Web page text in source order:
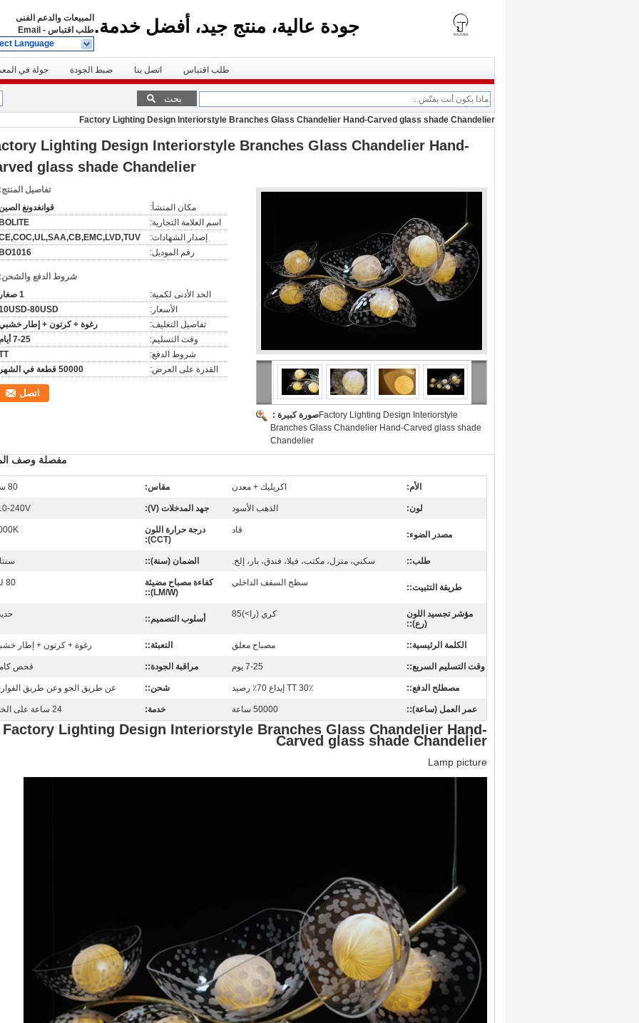
جودة عالية، منتج جيد، أفضل خدمة. المبيعات والدعم الفنى
طلب اقتباس -
Email
Language
جولة في ضبط الجودة اتصل بنا طلب اقتباس
بحث
Factory Lighting Design Interiorstyle Branches Glass Chandelier Hand-Carved glass shade Chandelier
Lighting Design Interiorstyle Branches Glass Chandelier Hand-
glass shade Chandelier
صورة كبيرة :Factory Lighting Design Interiorstyle
Branches Glass Chandelier Hand-Carved glass shade
Chandelier
تفاصيل المنتج:
مكان المنشأ:
قوانغدونغ
اسم العلامة التجارية:
BOLITE
إصدار الشهادات:
رقم الموديل:
BO1016
شروط الدفع والشحن:
الحد الأدنى لكمية:
1 صغار
الأسعار:
80USD
تفاصيل التغليف:
رغوة + كرتون + إطار
وقت التسليم:
7-25 أيام
شروط الدفع:
القدرة على العرض:
50000 قطعة في الشهر
اتصل
مفصلة وصف
الأم: اكريليك + معدن مقاس: 80 سم
لون: الذهب الأسود جهد المدخلات (V): 240V
مصدر الضوء: قاد
درجة حرارة اللون
(CCT):
طلب:: سكني، منزل، مكتب، فيلا، فندق، بار، إلخ. الضمان (سنة)::
طريقة التثبيت:: سطح السقف الداخلي
كفاءة مصباح مضيئة
(LM/W)::
80 لتر
مؤشر تجسيد اللون
(رع)::
كري (را>)85 أسلوب التصميم::
الكلمة الرئيسية:: مصباح معلق التعبئة:: رغوة + كرتون + إطار
وقت التسليم السريع:: 7-25 يوم مراقبة الجودة:: فحص
مصطلح الدفع:: TT 30٪ إيداع 70٪ رصيد شحن:: عن طريق الجو وعن طريق
عمر العمل (ساعة):: 50000 ساعة خدمة: 24 ساعة على الخط
Factory Lighting Design Interiorstyle Branches Glass Chandelier Hand-
Carved glass shade Chandelier
Lamp picture